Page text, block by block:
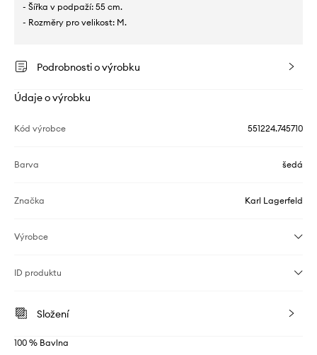
- Šířka v podpaží: 55 cm.
- Rozměry pro velikost: M.
Podrobnosti o výrobku
Údaje o výrobku
Kód výrobce 551224.745710
Barva šedá
Značka Karl Lagerfeld
Výrobce
ID produktu
Složení
100 % Bavlna